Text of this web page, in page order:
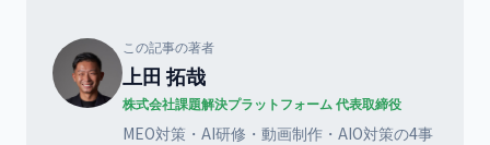
この記事の著者
上田 拓哉
株式会社課題解決プラットフォーム 代表取締役
MEO対策・AI研修・動画制作・AIO対策の4事